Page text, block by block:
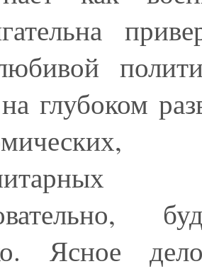
глубоком
Ясное